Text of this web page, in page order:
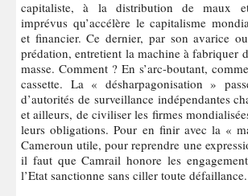
capitaliste, à la distribution de maux et
imprévus qu’accélère le capitalisme
et financier. Ce dernier, par son avarice
prédation, entretient la machine à fabriquer
masse. Comment ? En s’arc-boutant,
cassette. La « désharpagonisation »
d’autorités de surveillance indépendantes
et ailleurs, de civiliser les firmes
leurs obligations. Pour en finir avec la «
Cameroun utile, pour reprendre une
il faut que Camrail honore les
l’Etat sanctionne sans ciller toute défaillance.